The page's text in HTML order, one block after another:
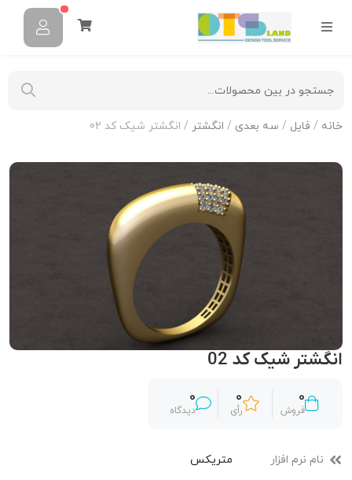
خانه / فایل / سه بعدی / انگشتر / انگشتر شیک کد 02
انگشتر شیک کد 02
0
فروش
0
رأی
0
دیدگاه
نام نرم افزار متریکس